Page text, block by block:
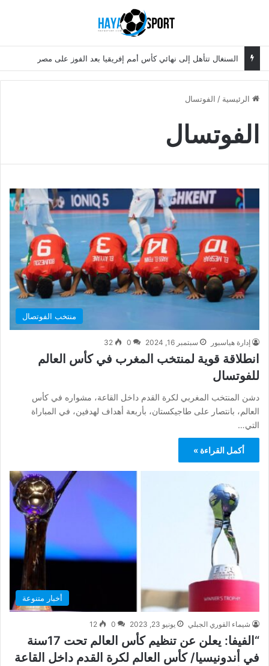
السنغال تتأهل إلى نهائي كأس أمم إفريقيا بعد الفوز على مصر
الرئيسية / الفوتسال
الفوتسال
منتخب الفوتصال
إدارة هياسبور سبتمبر 16, 2024 0
32
انطلاقة قوية لمنتخب المغرب في كأس العالم
للفوتسال
دشن المنتخب المغربي لكرة القدم داخل القاعة، مشواره في كأس
العالم، بانتصار على طاجيكستان، بأربعة أهداف لهدفين، في المباراة
التي…
أكمل القراءة »
أخبار متنوعة
شيماء القوري الجبلي يونيو 23, 2023 0
12
“الفيفا: يعلن عن تنظيم كأس العالم تحت 17سنة
في أندونيسيا/ كأس العالم لكرة القدم داخل القاعة